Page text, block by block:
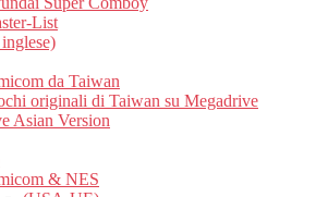
List
da Taiwan
originali di Taiwan su Megadrive
Asian Version
& NES